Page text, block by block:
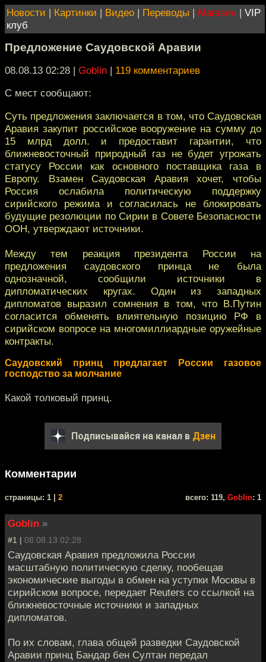
Новости | Картинки | Видео | Переводы | Магазин | VIP
клуб
Предложение Саудовской Аравии
08.08.13 02:28 | Goblin | 119 комментариев
С мест сообщают:
Суть предложения заключается в том, что Саудовская
Аравия закупит российское вооружение на сумму до
15 млрд долл. и предоставит гарантии, что
ближневосточный природный газ не будет угрожать
статусу России как основного поставщика газа в
Европу. Взамен Саудовская Аравия хочет, чтобы
Россия ослабила политическую поддержку
сирийского режима и согласилась не блокировать
будущие резолюции по Сирии в Совете Безопасности
ООН, утверждают источники.
Между тем реакция президента России на
предложения саудовского принца не была
однозначной, сообщили источники в
дипломатических кругах. Один из западных
дипломатов выразил сомнения в том, что В.Путин
согласится обменять влиятельную позицию РФ в
сирийском вопросе на многомиллиардные оружейные
контракты.
Саудовский принц предлагает России газовое
господство за молчание
Какой толковый принц.
Подписывайся на канал в Дзен
Комментарии
cтраницы: 1 | 2 всего: 119, Goblin: 1
Goblin »
#1 | 08.08.13 02:28
Саудовская Аравия предложила России
масштабную политическую сделку, пообещав
экономические выгоды в обмен на уступки Москвы в
сирийском вопросе, передает Reuters со ссылкой на
ближневосточные источники и западных
дипломатов.
По их словам, глава общей разведки Саудовской
Аравии принц Бандар бен Султан передал